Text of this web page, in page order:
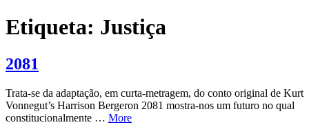
Etiqueta: Justiça
2081
Trata-se da adaptação, em curta-metragem, do conto original de Kurt
Vonnegut’s Harrison Bergeron 2081 mostra-nos um futuro no qual
constitucionalmente … More